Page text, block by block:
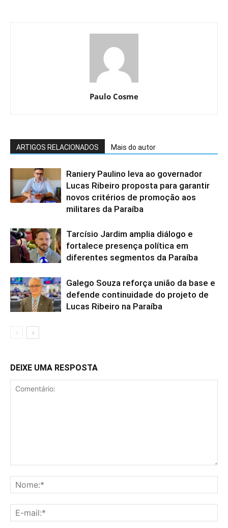
Paulo Cosme
ARTIGOS RELACIONADOS Mais do autor
Raniery Paulino leva ao governador
Lucas Ribeiro proposta para garantir
novos critérios de promoção aos
militares da Paraíba
Tarcísio Jardim amplia diálogo e
fortalece presença política em
diferentes segmentos da Paraíba
Galego Souza reforça união da base e
defende continuidade do projeto de
Lucas Ribeiro na Paraíba
DEIXE UMA RESPOSTA